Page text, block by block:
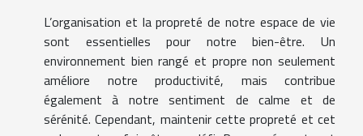
L’organisation et la propreté de notre espace de vie
sont essentielles pour notre bien-être. Un
environnement bien rangé et propre non seulement
améliore notre productivité, mais contribue
également à notre sentiment de calme et de
sérénité. Cependant, maintenir cette propreté et cet